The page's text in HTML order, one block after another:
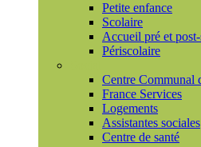
Petite enfance
Scolaire
Accueil pré et
Périscolaire
Centre
France Services
Logements
Assistantes sociales
Centre de santé